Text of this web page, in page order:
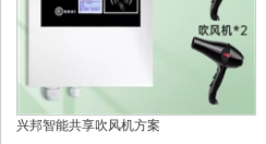
兴邦智能共享吹风机方案